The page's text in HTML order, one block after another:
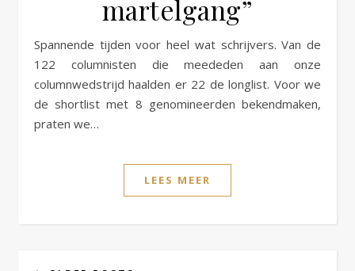
martelgang”
Spannende tijden voor heel wat schrijvers. Van de
122 columnisten die meededen aan onze
columnwedstrijd haalden er 22 de longlist. Voor we
de shortlist met 8 genomineerden bekendmaken,
praten we…
LEES MEER